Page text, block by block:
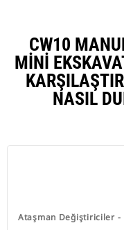
CW10
MINI
NASIL
Ataşman Değiştiriciler -